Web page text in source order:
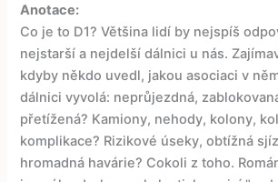
Anotace:
Co je to D1? Většina lidí by nejspíš
nejstarší a nejdelší dálnici u nás.
kdyby někdo uvedl, jakou asociaci v
dálnici vyvolá: neprůjezdná,
přetížená? Kamiony, nehody, kolony,
komplikace? Rizikové úseky, obtížná
hromadná havárie? Cokoli z toho.